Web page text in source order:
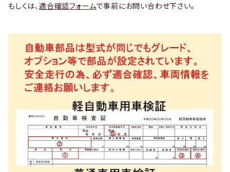
もしくは、 適合確認フォームで事前にお問い合わせ下さい。